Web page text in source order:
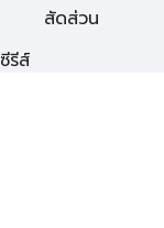
สัดส่วน
ซีรีส์